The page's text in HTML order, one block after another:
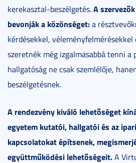
kerekasztal-beszélgetés.A
bevonják a közönséget:a
kérdésekkel, véleményfelmérésekkel
szeretnék még izgalmasabbá tenni a
hallgatóság ne csak szemlélője,
beszélgetésnek.
A rendezvény kiváló lehetőséget
egyetem kutatói, hallgatói és az
kapcsolatokat építsenek,
együttműködési lehetőségeit.A